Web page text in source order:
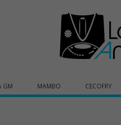
GM MAMBO CECOFRY